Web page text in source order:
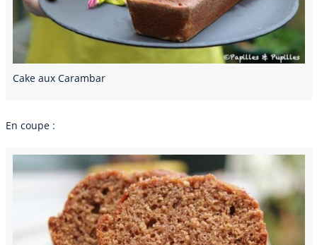
Cake aux Carambar
En coupe :